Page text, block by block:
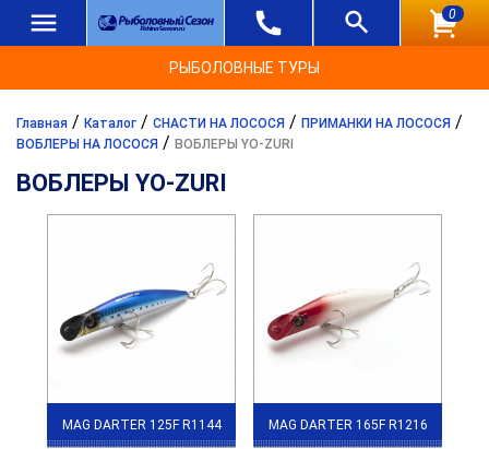
0
РЫБОЛОВНЫЕ ТУРЫ
Главная / Каталог / СНАСТИ НА ЛОСОСЯ / ПРИМАНКИ НА ЛОСОСЯ /
ВОБЛЕРЫ НА ЛОСОСЯ / ВОБЛЕРЫ YO-ZURI
ВОБЛЕРЫ YO-ZURI
MAG DARTER 125F R1144 MAG DARTER 165F R1216